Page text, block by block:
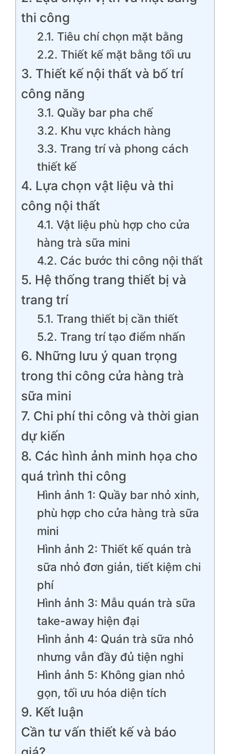
thi công
2.1. Tiêu chí chọn mặt bằng
2.2. Thiết kế mặt bằng tối ưu
3. Thiết kế nội thất và bố trí
công năng
3.1. Quầy bar pha chế
3.2. Khu vực khách hàng
3.3. Trang trí và phong cách
thiết kế
4. Lựa chọn vật liệu và thi
công nội thất
4.1. Vật liệu phù hợp cho cửa
hàng trà sữa mini
4.2. Các bước thi công nội thất
5. Hệ thống trang thiết bị và
trang trí
5.1. Trang thiết bị cần thiết
5.2. Trang trí tạo điểm nhấn
6. Những lưu ý quan trọng
trong thi công cửa hàng trà
sữa mini
7. Chi phí thi công và thời gian
dự kiến
8. Các hình ảnh minh họa cho
quá trình thi công
Hình ảnh 1: Quầy bar nhỏ xinh,
phù hợp cho cửa hàng trà sữa
mini
Hình ảnh 2: Thiết kế quán trà
sữa nhỏ đơn giản, tiết kiệm chi
phí
Hình ảnh 3: Mẫu quán trà sữa
take-away hiện đại
Hình ảnh 4: Quán trà sữa nhỏ
nhưng vẫn đầy đủ tiện nghi
Hình ảnh 5: Không gian nhỏ
gọn, tối ưu hóa diện tích
9. Kết luận
Cần tư vấn thiết kế và báo